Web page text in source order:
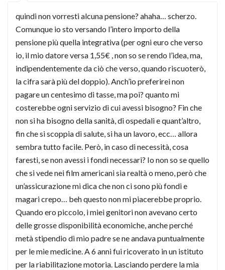
quindi non vorresti alcuna pensione? ahaha… scherzo.
Comunque io sto versando l’intero importo della
pensione più quella integrativa (per ogni euro che verso
io, il mio datore versa 1,55€ , non so se rendo l’idea, ma,
indipendentemente da ciò che verso, quando riscuoterò,
la cifra sarà più del doppio). Anch’io preferirei non
pagare un centesimo di tasse, ma poi? quanto mi
costerebbe ogni servizio di cui avessi bisogno? Fin che
non si ha bisogno della sanità, di ospedali e quant’altro,
fin che si scoppia di salute, si ha un lavoro, ecc… allora
sembra tutto facile. Però, in caso di necessità, cosa
faresti, se non avessi i fondi necessari? Io non so se quello
che si vede nei film americani sia realtà o meno, però che
un’assicurazione mi dica che non ci sono più fondi e
magari crepo… beh questo non mi piacerebbe proprio.
Quando ero piccolo, i miei genitori non avevano certo
delle grosse disponibilità economiche, anche perché
metà stipendio di mio padre se ne andava puntualmente
per le mie medicine. A 6 anni fui ricoverato in un istituto
per la riabilitazione motoria. Lasciando perdere la mia